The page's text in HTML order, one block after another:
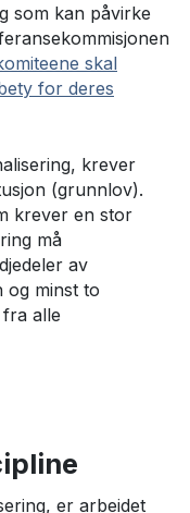
som kan påvirke
skal
for deres
krever
(grunnlov).
krever en stor
må
av
og minst to
alle
er arbeidet